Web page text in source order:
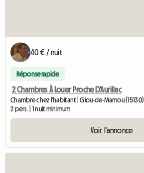
40 € / nuit
Réponse rapide
2 Chambres À Louer Proche D'Aurillac
Chambre chez l'habitant | Giou-de-Mamou (15130)
2 pers. | 1 nuit minimum
Voir l'annonce